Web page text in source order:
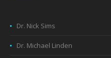
Dr. Nick Sims
Dr. Michael Linden